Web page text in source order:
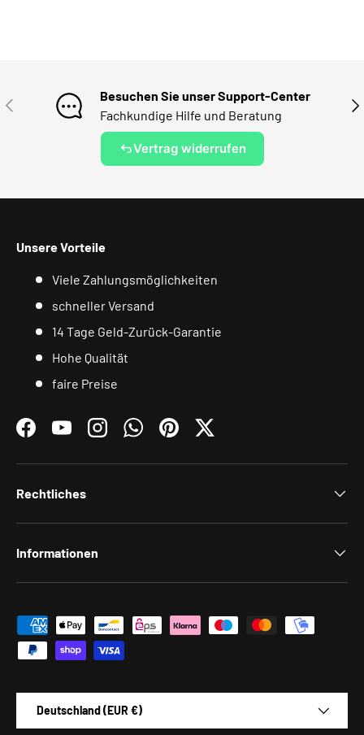
VORHERIGE
Besuchen Sie unser Support-Center
Fachkundige Hilfe und Beratung
Vertrag widerrufen
Unsere Vorteile
Viele Zahlungsmöglichkeiten
schneller Versand
14 Tage Geld-Zurück-Garantie
Hohe Qualität
faire Preise
FacebookYouTubeInstagramWhatsAppPinterestTwitter
Rechtliches
Informationen
Zahlungsmethoden
Deutschland (EUR €)